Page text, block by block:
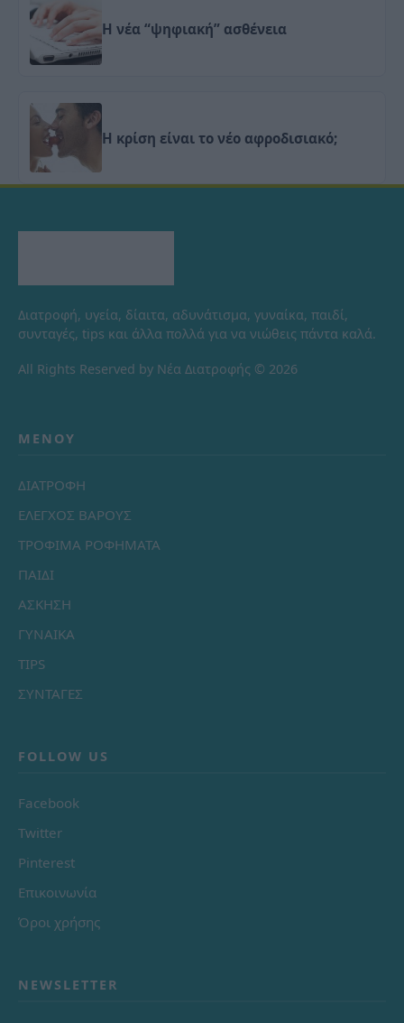
Η νέα “ψηφιακή” ασθένεια
Η κρίση είναι το νέο αφροδισιακό;
Διατροφή, υγεία, δίαιτα, αδυνάτισμα, γυναίκα, παιδί,
συνταγές, tips και άλλα πολλά για να νιώθεις πάντα καλά.
All Rights Reserved by Νέα Διατροφής © 2026
ΜΕΝΟΎ
ΔΙΑΤΡΟΦΗ
ΕΛΕΓΧΟΣ ΒΑΡΟΥΣ
ΤΡΟΦΙΜΑ ΡΟΦΗΜΑΤΑ
ΠΑΙΔΙ
ΑΣΚΗΣΗ
ΓΥΝΑΙΚΑ
TIPS
ΣΥΝΤΑΓΕΣ
FOLLOW US
Facebook
Twitter
Pinterest
Επικοινωνία
Όροι χρήσης
NEWSLETTER